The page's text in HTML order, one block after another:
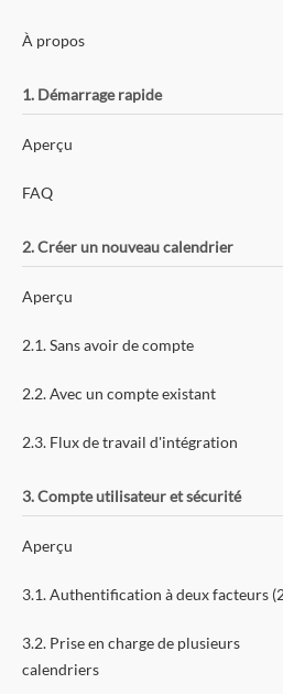
SYSTÈME DE
À propos
1. Démarrage rapide
Aperçu
FAQ
2. Créer un nouveau calendrier
Aperçu
2.1. Sans avoir de compte
2.2. Avec un compte existant
2.3. Flux de travail d'intégration
3. Compte utilisateur et sécurité
Aperçu
3.1. Authentification à deux facteurs
3.2. Prise en charge de plusieurs
calendriers